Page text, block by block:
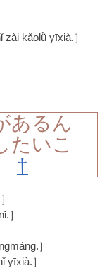
zài kǎolǜ yīxià.］
あるん
たいこ
†
］
］
yīxià.］